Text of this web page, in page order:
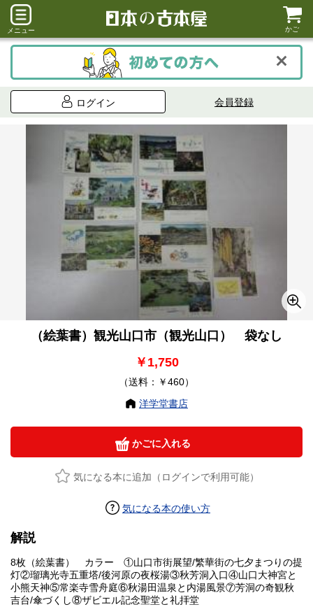
メニュー かご
ログイン 会員登録
（絵葉書）観光山口市（観光山口） 袋なし
￥1,750
（送料：￥460）
洋学堂書店
かごに入れる
気になる本に追加（ログインで利用可能）
気になる本の使い方
解説
8枚（絵葉書） カラー ①山口市街展望/繁華街の七夕まつりの提
灯②瑠璃光寺五重塔/後河原の夜桜湯③秋芳洞入口④山口大神宮と
小熊天神⑤常楽寺雪舟庭⑥秋湯田温泉と内湯風景⑦芳洞の奇観秋
吉台/傘づくし⑧ザビエル記念聖堂と礼拝堂